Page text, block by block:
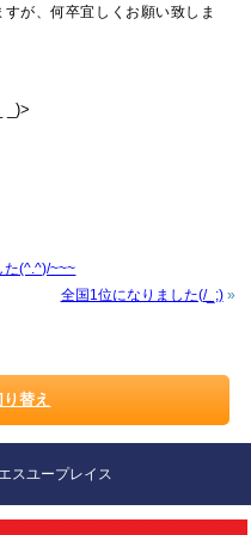
が、何卒宜しくお願い致しま
_)>
た(^.^)/~~~
全国1位になりました(/_;)»
替え
スユープレイス